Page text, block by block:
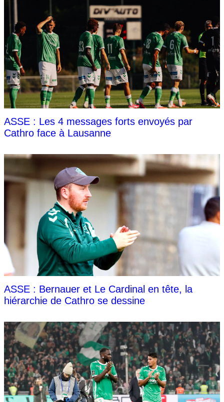
ASSE : Les 4 messages forts envoyés par
Cathro face à Lausanne
ASSE : Bernauer et Le Cardinal en tête, la
hiérarchie de Cathro se dessine